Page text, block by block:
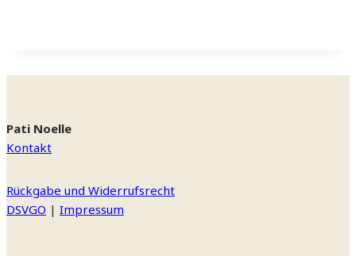
Pati Noelle
Kontakt
Rückgabe und Widerrufsrecht
DSVGO | Impressum